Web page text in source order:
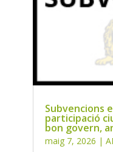
Subvencions
participació
bon govern,
maig 7, 2026 |